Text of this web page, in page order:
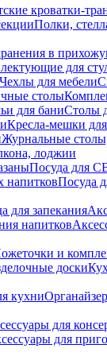
кроватки-
Полки,
в
для
Чехлы для мебели
столы
для баниСтолы
Кресла-мешки
Журнальные
лоджии
Посуда для
напитковПосуда
для запекания
напитков
и
доски
кухни
для
для